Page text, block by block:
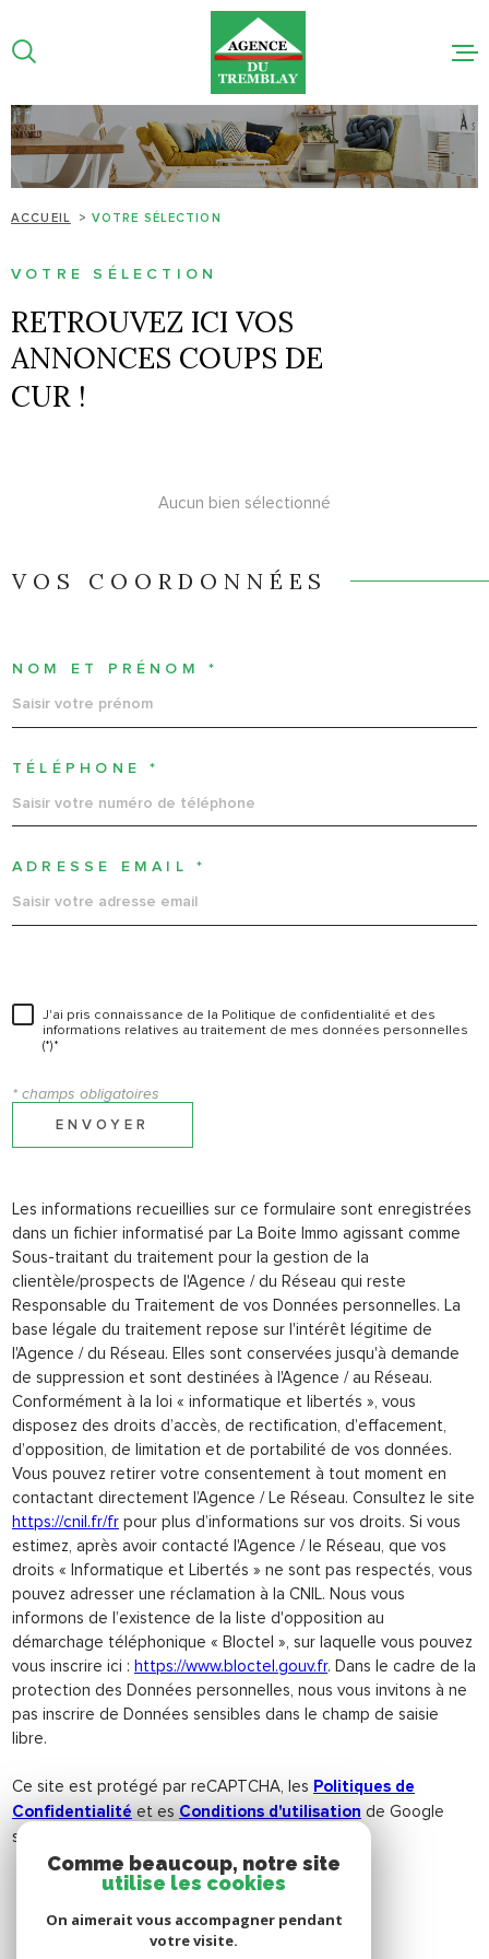
au
menu
au
contenu
NOS
NOTRE
ACCUEIL VOTRE SÉLECTION
VOTRE SÉLECTION
RETROUVEZ ICI VOS
ANNONCES COUPS DE
CUR !
Aucun bien sélectionné
VOS COORDONNÉES
NOM ET PRÉNOM *
TÉLÉPHONE *
ADRESSE EMAIL *
J'ai pris connaissance de la Politique de confidentialité et des
informations relatives au traitement de mes données personnelles
(*)*
* champs obligatoires
ENVOYER
Les informations recueillies sur ce formulaire sont enregistrées
dans un fichier informatisé par La Boite Immo agissant comme
Sous-traitant du traitement pour la gestion de la
clientèle/prospects de l'Agence / du Réseau qui reste
Responsable du Traitement de vos Données personnelles. La
base légale du traitement repose sur l'intérêt légitime de
l'Agence / du Réseau. Elles sont conservées jusqu'à demande
de suppression et sont destinées à l'Agence / au Réseau.
Conformément à la loi « informatique et libertés », vous
disposez des droits d’accès, de rectification, d’effacement,
d’opposition, de limitation et de portabilité de vos données.
Vous pouvez retirer votre consentement à tout moment en
contactant directement l’Agence / Le Réseau. Consultez le site
https://cnil.fr/fr pour plus d’informations sur vos droits. Si vous
estimez, après avoir contacté l'Agence / le Réseau, que vos
droits « Informatique et Libertés » ne sont pas respectés, vous
pouvez adresser une réclamation à la CNIL. Nous vous
informons de l’existence de la liste d'opposition au
démarchage téléphonique « Bloctel », sur laquelle vous pouvez
vous inscrire ici : https://www.bloctel.gouv.fr. Dans le cadre de la
protection des Données personnelles, nous vous invitons à ne
pas inscrire de Données sensibles dans le champ de saisie
libre.
Ce site est protégé par reCAPTCHA, les Politiques de
Confidentialité et es Conditions d'utilisation de Google
s'appliquent.
Comme beaucoup, notre site
utilise les cookies
On aimerait vous accompagner pendant
votre visite.